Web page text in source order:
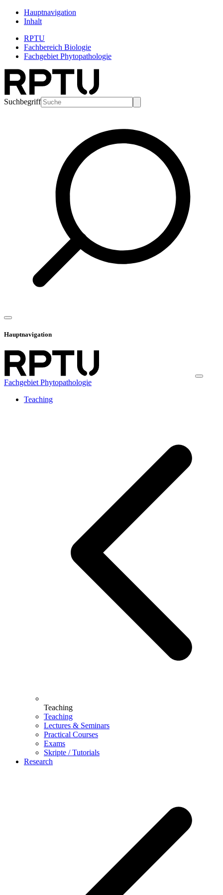
Hauptnavigation
Inhalt
RPTU
Fachbereich Biologie
Fachgebiet Phytopathologie
Suchbegriff
Hauptnavigation
Fachgebiet Phytopathologie
Teaching
Teaching
Teaching
Lectures & Seminars
Practical Courses
Exams
Skripte / Tutorials
Research